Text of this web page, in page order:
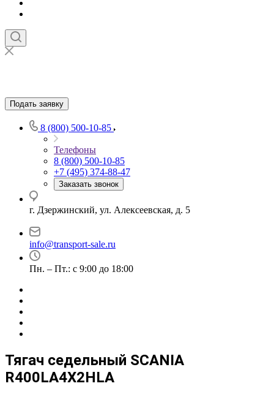
Подать заявку
8 (800) 500-10-85
Телефоны
8 (800) 500-10-85
+7 (495) 374-88-47
Заказать звонок
г. Дзержинский, ул. Алексеевская, д. 5
info@transport-sale.ru
Пн. – Пт.: с 9:00 до 18:00
Тягач седельный SCANIA
R400LA4X2HLA